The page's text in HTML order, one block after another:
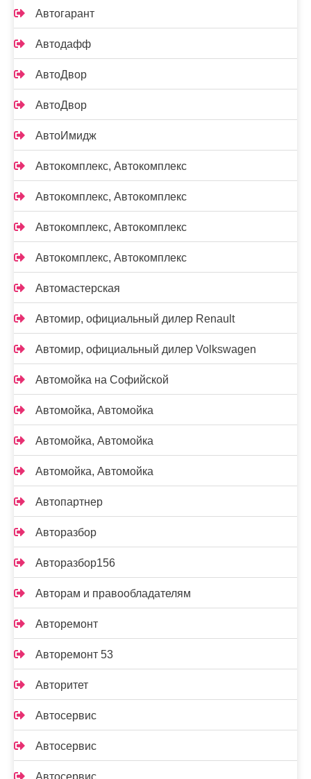
Автогарант
Автодафф
АвтоДвор
АвтоДвор
АвтоИмидж
Автокомплекс, Автокомплекс
Автокомплекс, Автокомплекс
Автокомплекс, Автокомплекс
Автокомплекс, Автокомплекс
Автомастерская
Автомир, официальный дилер Renault
Автомир, официальный дилер Volkswagen
Автомойка на Софийской
Автомойка, Автомойка
Автомойка, Автомойка
Автомойка, Автомойка
Автопартнер
Авторазбор
Авторазбор156
Авторам и правообладателям
Авторемонт
Авторемонт 53
Авторитет
Автосервис
Автосервис